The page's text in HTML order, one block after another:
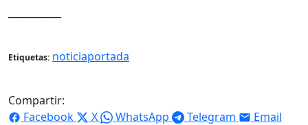
Etiquetas: noticiaportada
Compartir:
Facebook
X WhatsApp Telegram Email